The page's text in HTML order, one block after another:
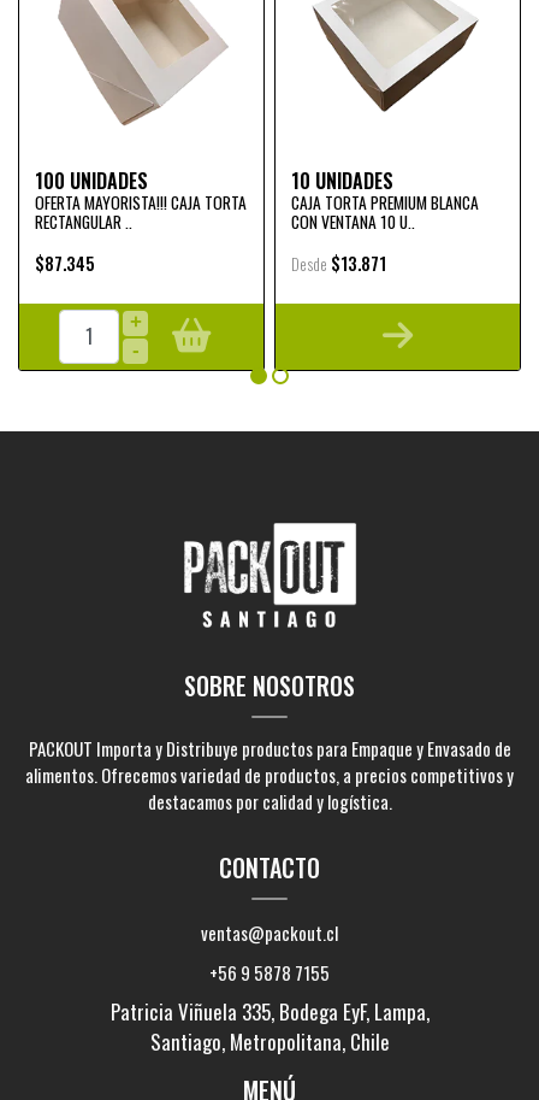
100 UNIDADES
OFERTA MAYORISTA!!! CAJA TORTA
RECTANGULAR ..
$87.345
+
-
10 UNIDADES
CAJA TORTA PREMIUM BLANCA
CON VENTANA 10 U..
Desde $13.871
SOBRE NOSOTROS
PACKOUT Importa y Distribuye productos para Empaque y Envasado de
alimentos. Ofrecemos variedad de productos, a precios competitivos y
destacamos por calidad y logística.
CONTACTO
ventas@packout.cl
+56 9 5878 7155
Patricia Viñuela 335, Bodega EyF, Lampa,
Santiago, Metropolitana, Chile
MENÚ